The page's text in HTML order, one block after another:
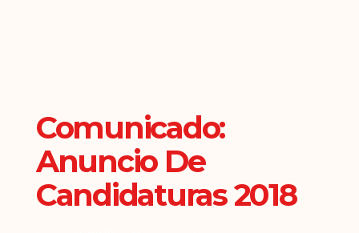
Comunicado:
Anuncio De
Candidaturas 2018